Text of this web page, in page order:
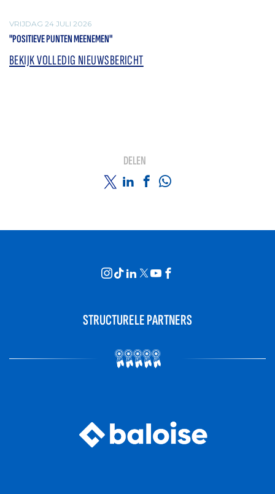
VRIJDAG 24 JULI 2026
"POSITIEVE PUNTEN MEENEMEN"
BEKIJK VOLLEDIG NIEUWSBERICHT
DELEN
STRUCTURELE PARTNERS